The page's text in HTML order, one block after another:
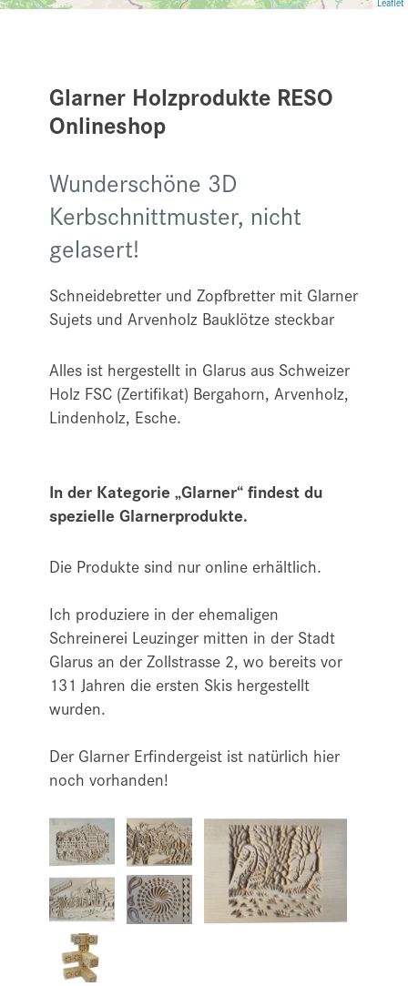
Glarner Holzprodukte RESO
Onlineshop
Wunderschöne 3D
Kerbschnittmuster, nicht
gelasert!
Schneidebretter und Zopfbretter mit Glarner
Sujets und Arvenholz Bauklötze steckbar
Alles ist hergestellt in Glarus aus Schweizer
Holz FSC (Zertifikat) Bergahorn, Arvenholz,
Lindenholz, Esche.
In der Kategorie „Glarner“ findest du
spezielle Glarnerprodukte.
Die Produkte sind nur online erhältlich.
Ich produziere in der ehemaligen
Schreinerei Leuzinger mitten in der Stadt
Glarus an der Zollstrasse 2, wo bereits vor
131 Jahren die ersten Skis hergestellt
wurden.
Der Glarner Erfindergeist ist natürlich hier
noch vorhanden!